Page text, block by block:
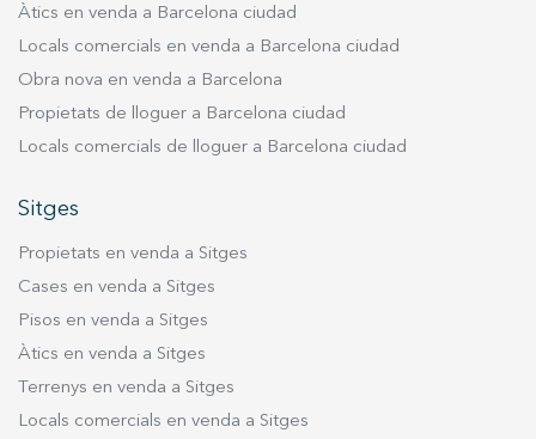
Àtics en venda a Barcelona ciudad
Locals comercials en venda a Barcelona ciudad
Obra nova en venda a Barcelona
Propietats de lloguer a Barcelona ciudad
Locals comercials de lloguer a Barcelona ciudad
Sitges
Propietats en venda a Sitges
Cases en venda a Sitges
Pisos en venda a Sitges
Àtics en venda a Sitges
Terrenys en venda a Sitges
Locals comercials en venda a Sitges